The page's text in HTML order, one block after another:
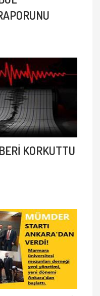
KORKUTTU